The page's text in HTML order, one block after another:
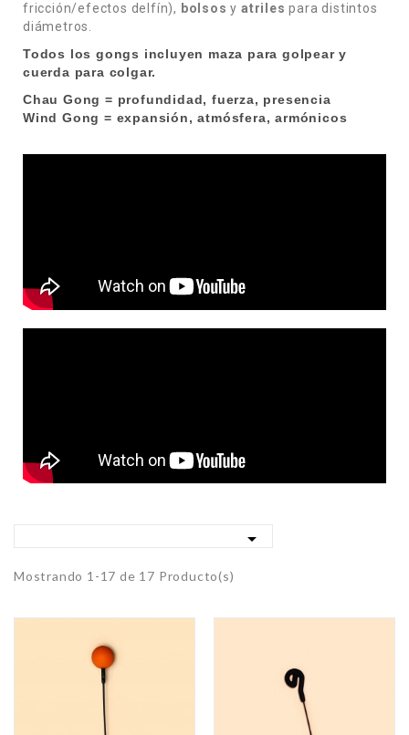
fricción/efectos delfín), bolsos yatriles para distintos
diámetros.
Todos los gongs incluyen maza para golpear y
cuerda para colgar.
Chau Gong = profundidad, fuerza, presencia
Wind Gong = expansión, atmósfera, armónicos

Mostrando 1-17 de 17 Producto(s)